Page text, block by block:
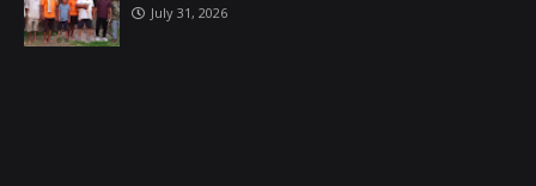
July 31, 2026